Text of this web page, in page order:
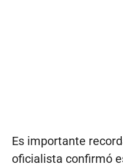
Es importante
oficialista confirmó